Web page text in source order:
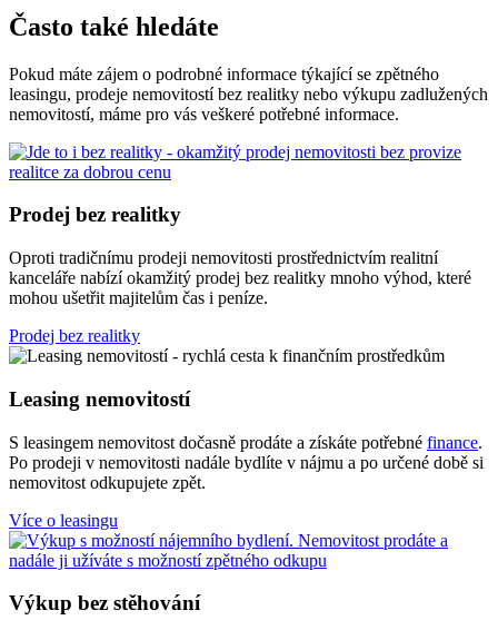
Často také hledáte
Pokud máte zájem o podrobné informace týkající se zpětného
leasingu, prodeje nemovitostí bez realitky nebo výkupu zadlužených
nemovitostí, máme pro vás veškeré potřebné informace.
Prodej bez realitky
Oproti tradičnímu prodeji nemovitosti prostřednictvím realitní
kanceláře nabízí okamžitý prodej bez realitky mnoho výhod, které
mohou ušetřit majitelům čas i peníze.
Prodej bez realitky
Leasing nemovitostí
S leasingem nemovitost dočasně prodáte a získáte potřebné finance.
Po prodeji v nemovitosti nadále bydlíte v nájmu a po určené době si
nemovitost odkupujete zpět.
Více o leasingu
Výkup bez stěhování